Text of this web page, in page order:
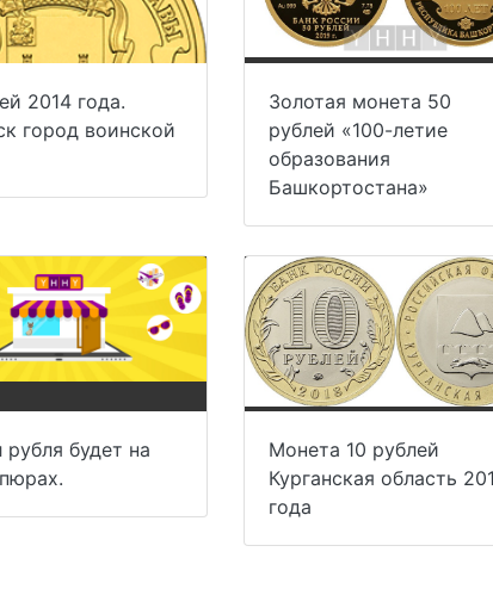
2014 года.
город воинской
Золотая монета 50
рублей «100-летие
образования
Башкортостана»
будет на
Монета 10 рублей
Курганская область
года